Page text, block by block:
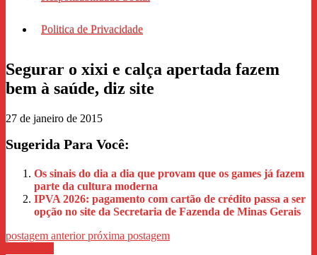
Politica de Privacidade
Segurar o xixi e calça apertada fazem
bem à saúde, diz site
27 de janeiro de 2015
Sugerida Para Você:
Os sinais do dia a dia que provam que os games já fazem
parte da cultura moderna
IPVA 2026: pagamento com cartão de crédito passa a ser
opção no site da Secretaria de Fazenda de Minas Gerais
postagem anteriorpróxima postagem